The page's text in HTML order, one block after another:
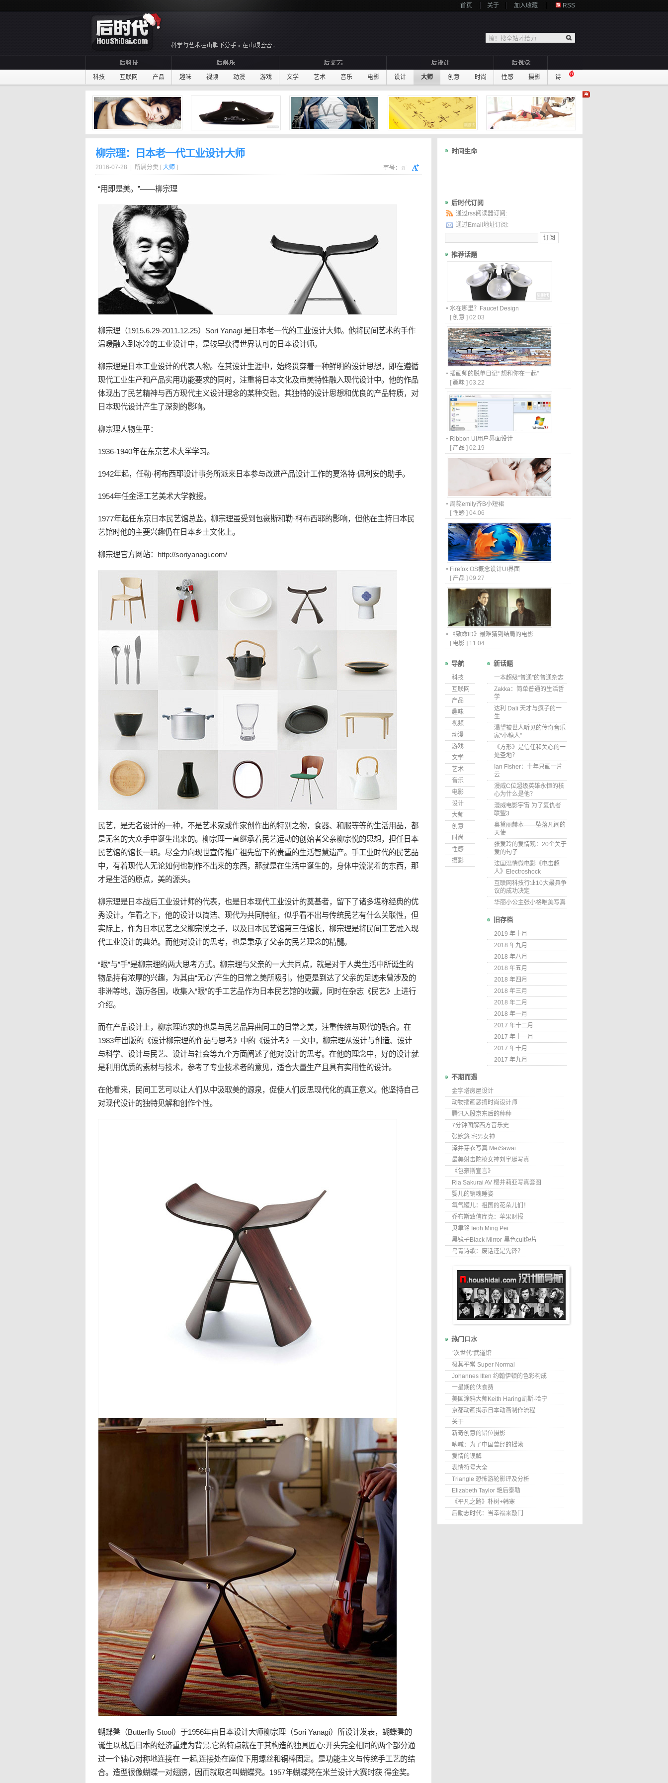
首页 关于 加入收藏 RSS
科技 互联网 产品 趣味 视频 动漫 游戏 文学 艺术 音乐 电影 设计 大师 创意 时尚 性感 摄影 诗
柳宗理：日本老一代工业设计大师
2016-07-28 | 所属分类 [ 大师 ]
“用即是美。”——柳宗理
柳宗理（1915.6.29-2011.12.25）Sori Yanagi 是 日本老一代的工业设计大师。他将民间艺术的手作
温暖融入到冰冷的工业设计中，是较早获得世界认可的 日本设计师。
柳宗理是 日本工业设计的代表人物。在其设计生涯中，始终贯穿着一种鲜明的设计思想，即在遵循
现代工业生产和产品实用功能要求的同时，注重将日本文化及审美特性融入现代设计中。他的作品
体现出了 民艺精神与西方现代主义设计理念的某种交融，其独特的设计思想和优良的产品特质，对
日本现代设计产生了深刻的影响。
柳宗理人物生平：
1936-1940年在东京艺术大学学习。
1942年起，任勒·柯布西耶设计事务所派来日本参与改进产品设计工作的夏洛特·佩利安的助手。
1954年任金泽工艺美术大学教授。
1977年起任东京日本民艺馆总监。柳宗理虽受到包豪斯和勒·柯布西耶的影响，但他在主持日本民
艺馆时他的主要兴趣仍在日本乡土文化上。
柳宗理官方网站：http://soriyanagi.com/
民艺，是无名设计的一种，不是艺术家或作家创作出的特别之物，食器、和服等等的生活用品，都
是无名的大众手中诞生出来的。柳宗理一直继承着民艺运动的创始者父亲柳宗悦的思想，担任日本
民艺馆的馆长一职。尽全力向现世宣传推广祖先留下的贵重的生活智慧遗产。手工业时代的民艺品
中，有着现代人无论如何也制作不出来的东西，那就是在生活中诞生的，身体中流淌着的东西，那
才是生活的原点，美的源头。
柳宗理是日本战后工业设计师的代表，也是日本现代工业设计的奠基者，留下了诸多堪称经典的优
秀设计。乍看之下，他的设计以简洁、现代为共同特征，似乎看不出与传统民艺有什么关联性，但
实际上，作为日本民艺之父柳宗悦之子，以及日本民艺馆第三任馆长，柳宗理是将民间工艺融入现
代工业设计的典范。而他对设计的思考，也是秉承了父亲的民艺理念的精髓。
“眼”与”手”是柳宗理的两大思考方式。柳宗理与父亲的一大共同点，就是对于人类生活中所诞生的
物品持有浓厚的兴趣，为其由“无心”产生的日常之美所吸引。他更是到达了父亲的足迹未曾涉及的
非洲等地，游历各国，收集入“眼”的手工艺品作为日本民艺馆的收藏，同时在杂志《民艺》上进行
介绍。
而在产品设计上，柳宗理追求的也是与民艺品异曲同工的日常之美，注重传统与现代的融合。在
1983年出版的《设计柳宗理的作品与思考》中的《设计考》一文中，柳宗理从设计与创造、设计
与科学、设计与民艺、设计与社会等九个方面阐述了他对设计的思考。在他的理念中，好的设计就
是利用优质的素材与技术，参考了专业技术者的意见，适合大量生产且具有实用性的设计。
在他看来，民间工艺可以让人们从中汲取美的源泉，促使人们反思现代化的真正意义。他坚持自己
对现代设计的独特见解和创作个性。
蝴蝶凳（Butterfly Stool）于1956年由日本设计大师柳宗理（Sori Yanagi）所设计发表，蝴蝶凳的
诞生以战后日本的经济重建为背景,它的特点就在于其构造的独具匠心:开头完全相同的两个部分通
过一个轴心对称地连接在 一起,连接处在座位下用螺丝和铜棒固定。是功能主义与传统手工艺的结
合。造型很像蝴蝶一对翅膀，因而就取名叫蝴蝶凳。1957年蝴蝶凳在米兰设计大赛时获 得金奖。
时间生命
后时代订阅
通过rss阅读器订阅:
通过Email地址订阅:
推荐话题
水在哪里？Faucet Design
[ 创意 ] 02.03
插画师的脱单日记“ 想和你在一起”
[ 趣味 ] 03.22
Ribbon UI用户界面设计
[ 产品 ] 02.19
周蕊emily齐B小短裙
[ 性感 ] 04.06
Firefox OS概念设计UI界面
[ 产品 ] 09.27
《致命ID》最难猜到结局的电影
[ 电影 ] 11.04
导航
科技
互联网
产品
趣味
视频
动漫
游戏
文学
艺术
音乐
电影
设计
大师
创意
时尚
性感
摄影
新话题
一本超级“普通”的普通杂志
Zakka：简单普通的生活哲
学
达利 Dali 天才与疯子的一
生
渴望被世人听见的传奇音乐
家“小糖人”
《方形》是信任和关心的一
处圣地？
Ian Fisher：十年只画一片
云
漫威C位超级英雄永恒的核
心为什么是他？
漫威电影宇宙 为了复仇者
联盟3
奥黛丽赫本——坠落凡间的
天使
张爱玲的爱情观：20个关于
爱的句子
法国温情微电影《电击超
人》Electroshock
互联网科技行业10大最具争
议的成功决定
华丽小公主张小格唯美写真
旧存档
2019 年十月
2018 年九月
2018 年八月
2018 年五月
2018 年四月
2018 年三月
2018 年二月
2018 年一月
2017 年十二月
2017 年十一月
2017 年十月
2017 年九月
不期而遇
金字塔房屋设计
动物插画恶搞时尚设计师
腾讯入股京东后的种种
7分钟图解西方音乐史
张婉悠 宅男女神
泽井芽衣写真 MeiSawai
最美射击陀枪女神刘宇珽写真
《包豪斯宣言》
Ria Sakurai AV 樱井莉亚写真套图
婴儿的销魂睡姿
氧气罐儿：祖国的花朵儿们！
乔布斯致信库克：苹果财报
贝聿铭 Ieoh Ming Pei
黑镜子Black Mirror-黑色cult短片
乌青诗歌：废话还是先锋？
热门口水
“次世代”武道馆
极其平常 Super Normal
Johannes Itten 约翰伊顿的色彩构成
一星期的伙食费
美国涂鸦大师Keith Haring凯斯·哈宁
京都动画揭示日本动画制作流程
关于
新奇创意的错位摄影
呐喊：为了中国曾经的摇滚
爱情的误解
表情符号大全
Triangle 恐怖游轮影评及分析
Elizabeth Taylor 艳后泰勒
《平凡之路》朴树+韩寒
后励志时代：当幸福来敲门